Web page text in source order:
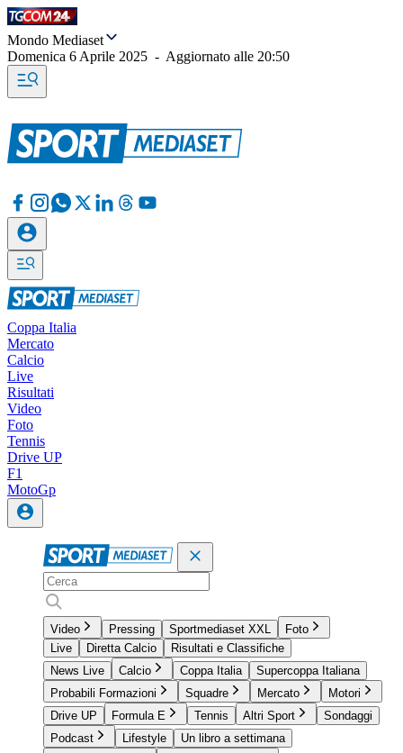
Mondo Mediaset
Domenica 6 Aprile 2025 - Aggiornato alle 20:50
Coppa Italia
Mercato
Calcio
Live
Risultati
Video
Foto
Tennis
Drive UP
F1
MotoGp
Video Pressing Sportmediaset XXL
Foto
Live
Diretta Calcio
Risultati e Classifiche
News Live
Calcio Coppa Italia
Supercoppa Italiana
Probabili Formazioni
Squadre Mercato
Motori
Drive UP
Formula E Tennis Altri Sport
Sondaggi
Podcast
Lifestyle
Un libro a settimana